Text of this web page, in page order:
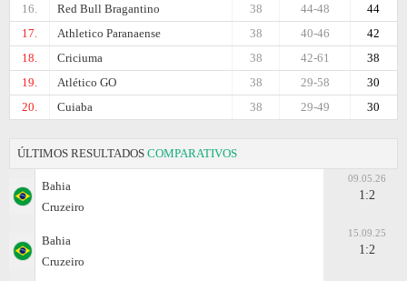
16.
Red Bull Bragantino 44
44-48
38
17.
Athletico Paranaense 42
40-46
38
18.
Criciuma 38
42-61
38
19.
Atlético GO 30
29-58
38
20.
Cuiaba 30
29-49
38
ÚLTIMOS RESULTADOS COMPARATIVOS
Bahia
Cruzeiro
09.05.26
1:2
Bahia
Cruzeiro
15.09.25
1:2